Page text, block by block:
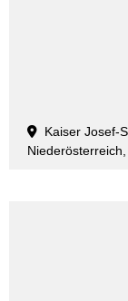
Kaiser Josef-